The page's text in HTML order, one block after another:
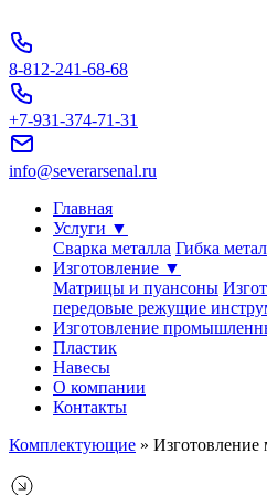
к
содержимому
8-812-241-68-68
+7-931-374-71-31
info@severarsenal.ru
Главная
Услуги ▼
Сварка металла Гибка
Изготовление ▼
Матрицы и пуансоны
передовые режущие
Изготовление
Пластик
Навесы
О компании
Контакты
Комплектующие » Изготовление